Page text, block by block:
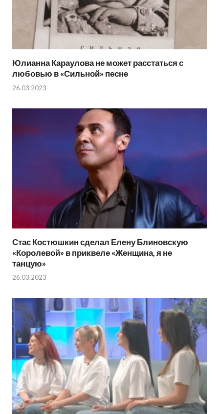
Юлианна Караулова не может расстаться с
любовью в «Сильной» песне
26.03.2023
Стас Костюшкин сделал Елену Блиновскую
«Королевой» в приквеле «Женщина, я не
танцую»
26.03.2023